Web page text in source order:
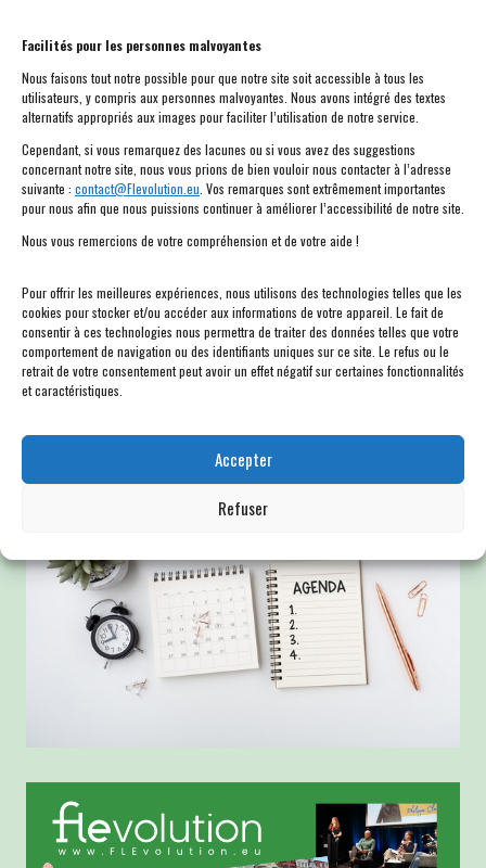
Facilités pour les personnes malvoyantes
Nous faisons tout notre possible pour que notre site soit accessible à tous les
utilisateurs, y compris aux personnes malvoyantes. Nous avons intégré des textes
alternatifs appropriés aux images pour faciliter l’utilisation de notre service.
Cependant, si vous remarquez des lacunes ou si vous avez des suggestions
concernant notre site, nous vous prions de bien vouloir nous contacter à l’adresse
suivante : contact@Flevolution.eu . Vos remarques sont extrêmement importantes
pour nous afin que nous puissions continuer à améliorer l’accessibilité de notre site.
Nous vous remercions de votre compréhension et de votre aide !
Pour offrir les meilleures expériences, nous utilisons des technologies telles que les
cookies pour stocker et/ou accéder aux informations de votre appareil. Le fait de
consentir à ces technologies nous permettra de traiter des données telles que votre
comportement de navigation ou des identifiants uniques sur ce site. Le refus ou le
retrait de votre consentement peut avoir un effet négatif sur certaines fonctionnalités
et caractéristiques.
Accepter
Refuser
concours
le 21 mars 2024, 18h ;FLE et la littérature;
Anna Dubois
le 17 avril2024 ; 18h;Les enjeux de la
littérature française contemporaine,Laurent
Demanze
février-mai 2024– élaborations individuelles des
le 7 mai 2024– date limite de l’envoi des exercices (à
l’adresseFLEvolution@ug.edu.pl)
le 9 et le10 mai 2024– rencontre à Gdańsk avec
Philippe Claudel (Atelier littéraire.Gdańsk)